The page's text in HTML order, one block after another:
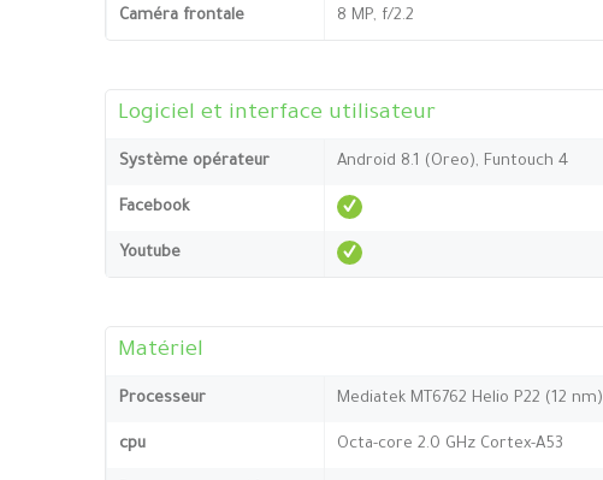
Caméra frontale 8 MP, f/2.2
Logiciel et interface utilisateur
Système opérateur Android 8.1 (Oreo), Funtouch 4
Facebook
Youtube
Matériel
Processeur Mediatek MT6762 Helio P22 (12 nm)
cpu Octa-core 2.0 GHz Cortex-A53